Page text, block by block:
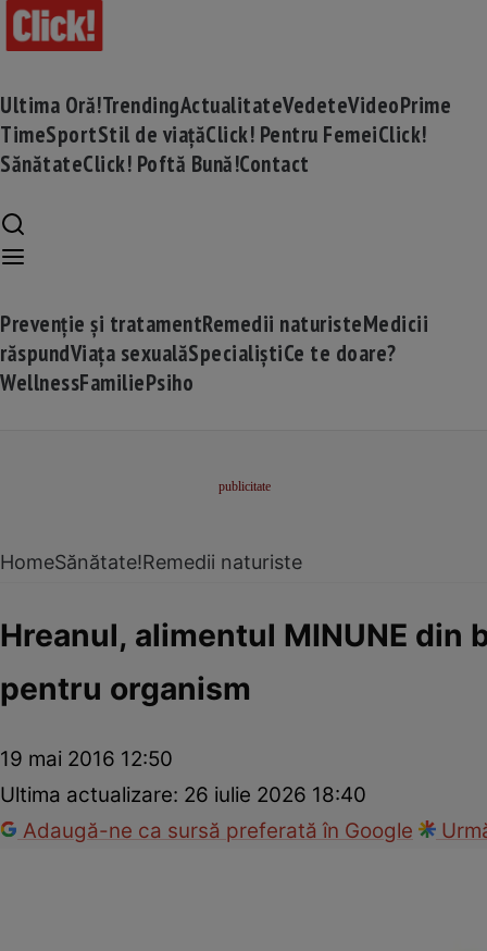
Ultima Oră!TrendingActualitateVedeteVideoPrime
TimeSportStil de viațăClick! Pentru FemeiClick!
SănătateClick! Poftă Bună!Contact
Prevenție și tratamentRemedii naturisteMedicii
răspundViața sexualăSpecialiștiCe te doare?
WellnessFamiliePsiho
HomeSănătate!Remedii naturiste
Hreanul, alimentul MINUNE din
pentru organism
19 mai 2016 12:50
Ultima actualizare: 26 iulie 2026 18:40
Adaugă-ne ca sursă preferată în Google